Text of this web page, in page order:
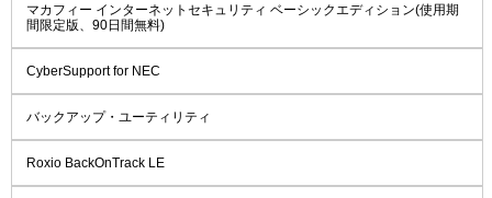
マカフィー インターネットセキュリティ ベーシックエディション(使用期
間限定版、90日間無料)
CyberSupport for NEC
バックアップ・ユーティリティ
Roxio BackOnTrack LE